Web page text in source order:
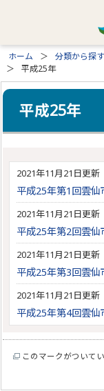
ホーム 分類から探す
平成25年
平成25年
2021年11月21日更新
平成25年第1回雲
2021年11月21日更新
平成25年第2回雲
2021年11月21日更新
平成25年第3回雲
2021年11月21日更新
平成25年第4回雲
このマークがついて